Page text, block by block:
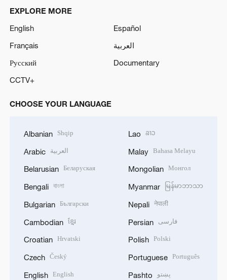
EXPLORE MORE
English
Español
Français
العربية
Русский
Documentary
CCTV+
CHOOSE YOUR LANGUAGE
Albanian Shqip
Arabic العربية
Belarusian Беларуская
Bengali বাংলা
Bulgarian Български
Cambodian ខ្មែរ
Croatian Hrvatski
Czech Český
English English
Lao ລາວ
Malay Bahasa Melayu
Mongolian Монгол
Myanmar မြန်မာဘာသာ
Nepali नेपाली
Persian فارسی
Polish Polski
Portuguese Português
Pashto پښتو